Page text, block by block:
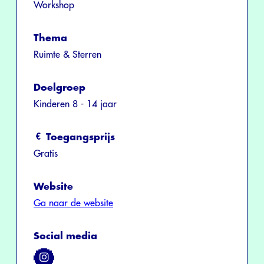
Workshop
Thema
Ruimte & Sterren
Doelgroep
Kinderen 8 - 14 jaar
Toegangsprijs
Gratis
Website
Ga naar de website
Social media